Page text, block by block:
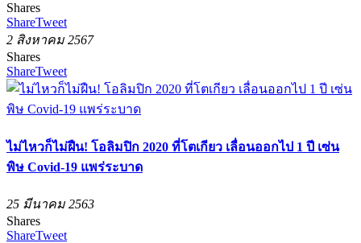
Shares
ShareTweet
2 สิงหาคม 2567
Shares
ShareTweet
ไม่ไหวก็ไม่ฝืน! โอลิมปิก 2020 ที่โตเกียว เลื่อนออกไป 1 ปี เซ่น
พิษ Covid-19 แพร่ระบาด
25 มีนาคม 2563
Shares
ShareTweet